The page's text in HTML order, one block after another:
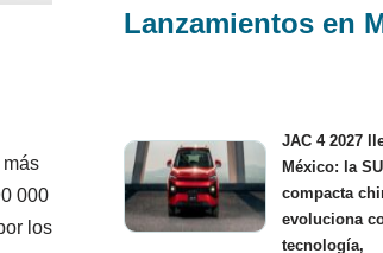
000
los
Lanzamientos en
JAC 4 2027
México: la
compacta
evoluciona
tecnología,